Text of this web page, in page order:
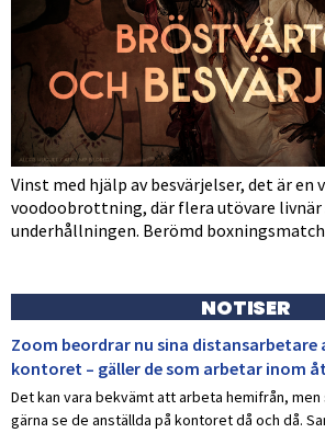
Vinst med hjälp av besvärjelser, det är en
voodoobrottning, där flera utövare livnär
underhållningen. Berömd boxningsmatch
NOTISER
Zoom beordrar nu sina
kontoret – gäller de som arbetar inom
Det kan vara bekvämt att arbeta hemifrån,
gärna se de anställda på kontoret då och då.